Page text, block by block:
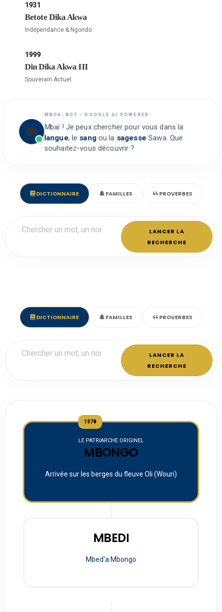
1931
Betote Dika Akwa
Indépendance & Ngondo
1999
Din Dika Akwa III
Souverain Actuel
MBOA-BOT • GOOGLE AI POWERED
Mbaí ! Je peux chercher pour vous dans la
langue, le sangou la sagesse Sawa. Que
souhaitez-vous découvrir ?
DICTIONNAIRE FAMILLES PROVERBES
LANCER LA
RECHERCHE
DICTIONNAIRE FAMILLES PROVERBES
LANCER LA
RECHERCHE
1578
LE PATRIARCHE ORIGINEL
MBONGO
Arrivée sur les berges du fleuve Oli (Wouri)
MBEDI
Mbed'a Mbongo